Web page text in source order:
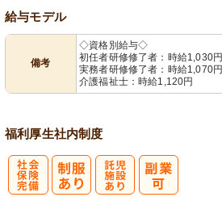
給与モデル
備考
◇資格別給与◇
初任者研修修了者：時給1,030円
実務者研修修了者：時給1,070円
介護福祉士：時給1,120円
福利厚生社内制度